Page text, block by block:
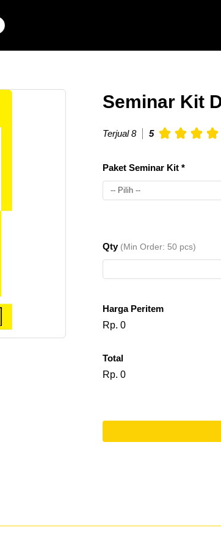
Seminar Kit
Terjual 8 5
Paket Seminar Kit *
-- Pilih --
Kit DBM
50
pcs
Rp.
125.000
Qty (Min Order: 50 pcs)
Harga Peritem
Rp. 0
Total
Rp. 0